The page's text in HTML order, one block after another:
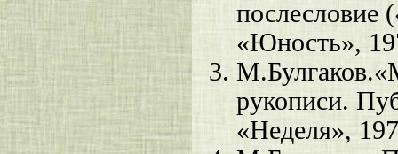
послесловие
«Юность»,
рукописи.
«Неделя»,